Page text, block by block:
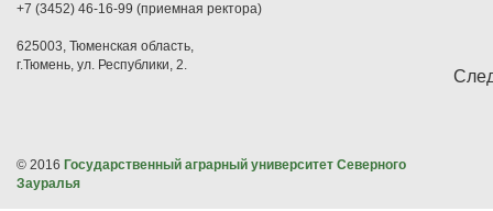
+7 (3452) 46-16-99 (приемная ректора)
625003, Тюменская область,
г.Тюмень, ул. Республики, 2.
© 2016 Государственный аграрный университет Северного
Зауралья